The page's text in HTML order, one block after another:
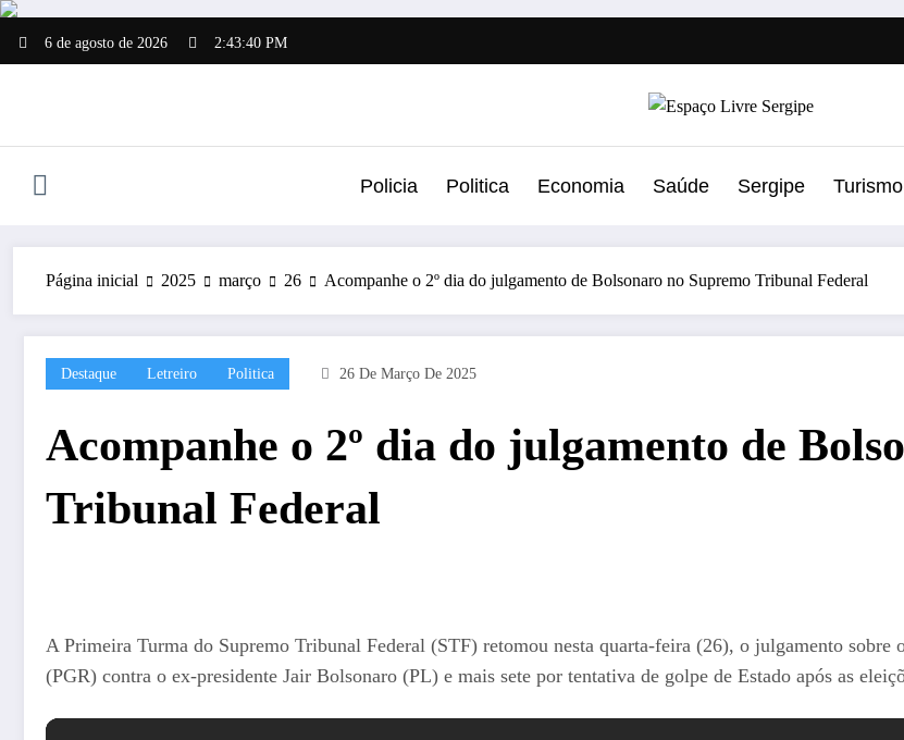
Pular
para
o
6 de agosto de 2026 2:43:41 PM
Policia Politica Economia Saúde Sergipe Turismo
Página inicial 2025 março 26 Acompanhe o 2º dia do julgamento de Bolsonaro no Supremo Tribunal Federal
Destaque Letreiro Politica 26 De Março De 2025
Acompanhe o 2º dia do julgamento de
Tribunal Federal
A Primeira Turma do Supremo Tribunal Federal (STF) retomou nesta quarta-feira (26), o julgamento sobre
(PGR) contra o ex-presidente Jair Bolsonaro (PL) e mais sete por tentativa de golpe de Estado após as